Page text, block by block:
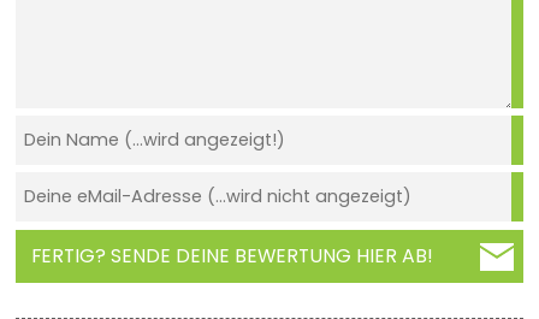
FERTIG? SENDE DEINE BEWERTUNG HIER AB!